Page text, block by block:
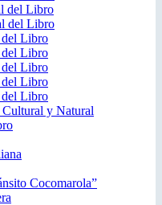
del Libro
del Libro
del Libro
del Libro
del Libro
del Libro
del Libro
y Natural
Cocomarola”